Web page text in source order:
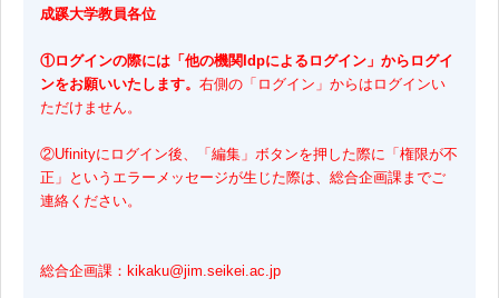
成蹊大学教員各位
①ログインの際には「他の機関Idpによるログイン」からログイ
ンをお願いいたします。 右側の「ログイン」からはログインい
ただけません。
②Ufinityにログイン後、「編集」ボタンを押した際に「権限が不
正」というエラーメッセージが生じた際は、総合企画課までご
連絡ください。
総合企画課：kikaku@jim.seikei.ac.jp